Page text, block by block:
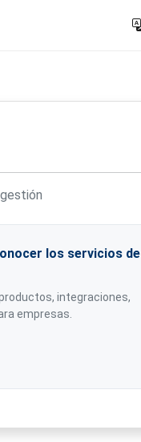
los servicios de
integraciones,
empresas.